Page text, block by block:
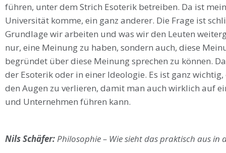
führen, unter dem Strich Esoterik betreiben. Da ist
Universität komme, ein ganz anderer. Die Frage ist
Grundlage wir arbeiten und was wir den Leuten
nur, eine Meinung zu haben, sondern auch, diese
begründet über diese Meinung sprechen zu können.
der Esoterik oder in einer Ideologie. Es ist ganz
den Augen zu verlieren, damit man auch wirklich auf
und Unternehmen führen kann.
Nils Schäfer:Philosophie – Wie sieht das praktisch aus